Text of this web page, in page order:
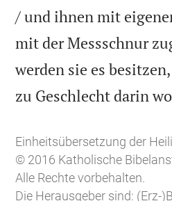
/ und ihnen mit
mit der Messschnur
werden sie es
zu Geschlecht darin
Einheitsübersetzung der
© 2016 Katholische
Alle Rechte vorbehalten.
Die Herausgeber sind: (Erz-